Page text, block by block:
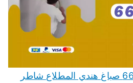
صباغ المطلاع 66616884 صباغ هندي المطلاع شاطر